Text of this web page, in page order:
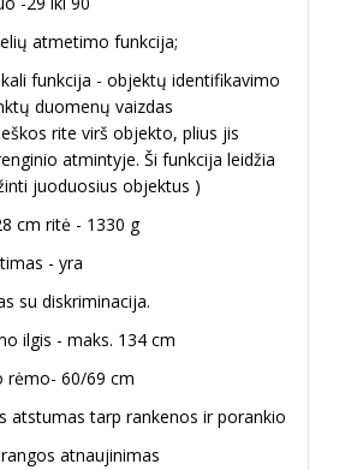
atmetimo funkcija;
funkcija - objektų identifikavimo
duomenų vaizdas
rite virš objekto, plius jis
atmintyje. Ši funkcija leidžia
juoduosius objektus )
cm ritė - 1330 g
- yra
su diskriminacija.
ilgis - maks. 134 cm
rėmo- 60/69 cm
atstumas tarp rankenos ir porankio
atnaujinimas